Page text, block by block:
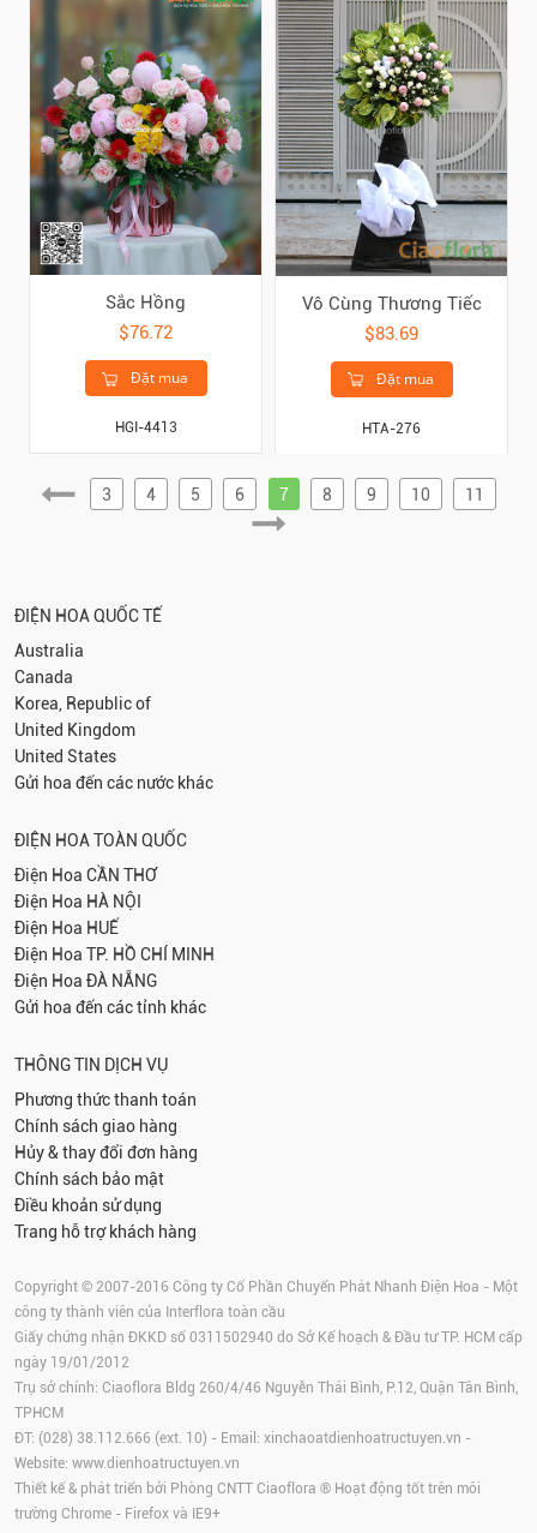
Sắc Hồng
$76.72
Đặt mua
HGI-4413
Vô Cùng Thương Tiếc
$83.69
Đặt mua
HTA-276
3 4 5 6 7 8 9 10 11
ĐIỆN HOA QUỐC TẾ
Australia
Canada
Korea, Republic of
United Kingdom
United States
Gửi hoa đến các nước khác
ĐIỆN HOA TOÀN QUỐC
Điện Hoa CẦN THƠ
Điện Hoa HÀ NỘI
Điện Hoa HUẾ
Điện Hoa TP. HỒ CHÍ MINH
Điện Hoa ĐÀ NẴNG
Gửi hoa đến các tỉnh khác
THÔNG TIN DỊCH VỤ
Phương thức thanh toán
Chính sách giao hàng
Hủy & thay đổi đơn hàng
Chính sách bảo mật
Điều khoản sử dụng
Trang hỗ trợ khách hàng
Copyright © 2007-2016 Công ty Cổ Phần Chuyển Phát Nhanh Điện Hoa - Một
công ty thành viên của Interflora toàn cầu
Giấy chứng nhận ĐKKD số 0311502940 do Sở Kế hoạch & Đầu tư TP. HCM cấp
ngày 19/01/2012
Trụ sở chính: Ciaoflora Bldg 260/4/46 Nguyễn Thái Bình, P.12, Quận Tân Bình,
TPHCM
ĐT: (028) 38.112.666 (ext. 10) - Email: xinchaoatdienhoatructuyen.vn -
Website: www.dienhoatructuyen.vn
Thiết kế & phát triển bởi Phòng CNTT Ciaoflora ® Hoạt động tốt trên môi
trường Chrome - Firefox và IE9+